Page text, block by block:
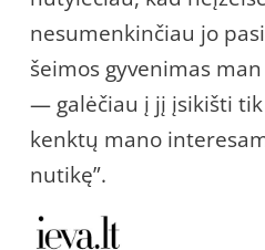
nesumenkinčiau jo
šeimos gyvenimas
— galėčiau į jį įsikišti
kenktų mano
nutikę”.